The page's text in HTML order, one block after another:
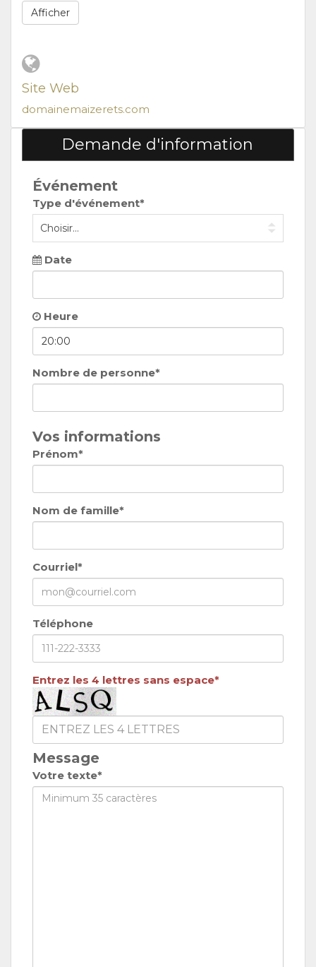
Afficher
Site Web
domainemaizerets.com
Demande d'information
Événement
Type d'événement*
Date
Heure
Nombre de personne*
Vos informations
Prénom*
Nom de famille*
Courriel*
Téléphone
Entrez les 4 lettres sans espace*
Message
Votre texte*